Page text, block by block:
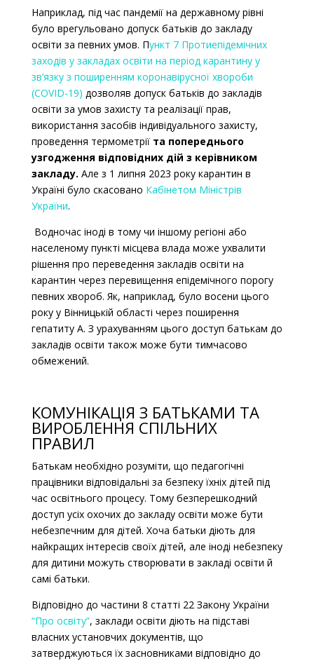
Наприклад, під час пандемії на державному рівні
було врегульовано допуск батьків до закладу
освіти за певних умов. Пункт 7Протиепідемічних
заходів у закладах освіти на період карантину у
зв’язку з поширенням коронавірусної хвороби
(COVID-19) дозволяв допуск батьків до закладів
освіти за умов захисту та реалізації прав,
використання засобів індивідуального захисту,
проведення термометрії та попереднього
узгодження відповідних дій з керівником
закладу. Але з 1 липня 2023 року карантин в
Україні було скасовано Кабінетом Міністрів
України.
Водночас іноді в тому чи іншому регіоні або
населеному пункті місцева влада може ухвалити
рішення про переведення закладів освіти на
карантин через перевищення епідемічного порогу
певних хвороб. Як, наприклад, було восени цього
року у Вінницькій області через поширення
гепатиту А. З урахуванням цього доступ батькам до
закладів освіти також може бути тимчасово
обмежений.
КОМУНІКАЦІЯ З БАТЬКАМИ ТА
ВИРОБЛЕННЯ СПІЛЬНИХ
ПРАВИЛ
Батькам необхідно розуміти, що педагогічні
працівники відповідальні за безпеку їхніх дітей під
час освітнього процесу. Тому безперешкодний
доступ усіх охочих до закладу освіти може бути
небезпечним для дітей. Хоча батьки діють для
найкращих інтересів своїх дітей, але іноді небезпеку
для дитини можуть створювати в закладі освіти й
самі батьки.
Відповідно до частини 8 статті 22 Закону України
“Про освіту”, заклади освіти діють на підставі
власних установчих документів, що
затверджуються їх засновниками відповідно до